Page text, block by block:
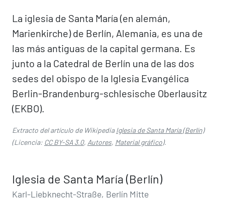
La iglesia de Santa María (en alemán,
Marienkirche) de Berlín, Alemania, es una de
las más antiguas de la capital germana. Es
junto a la Catedral de Berlín una de las dos
sedes del obispo de la Iglesia Evangélica
Berlin-Brandenburg-schlesische Oberlausitz
(EKBO).
Extracto del artículo de WikipediaIglesia de Santa María (Berlín)
(Licencia: CC BY-SA 3.0, Autores, Material gráfico).
Iglesia de Santa María (Berlín)
Karl-Liebknecht-Straße, Berlín Mitte